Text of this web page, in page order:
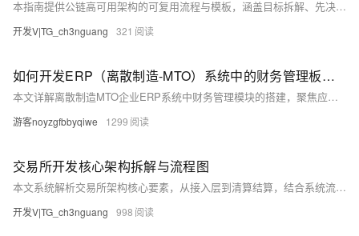
本指南提供公链高可用架构的可复用流程与模板，涵盖目标拆解、先决条件、分步执行、故障排查及验收标准，结合跨链DApp与量化机器人案例，提升落地效率与系统稳定性。
开发V|TG_ch3nguang 321
如何开发ERP（离散制造-MTO）系统中的财务管理板块（附架构图+流程图+代码参考）
本文详解离散制造MTO企业ERP系统中财务管理模块的搭建，聚焦应收账款与应付账款管理，涵盖核心功能、业务流程、开发技巧及Python代码示例，助力企业实现财务数据准确、实时可控，提升现金流管理能力。
游客noyzgfbbyqiwe 1299
交易所开发核心架构拆解与流程图
本文系统解析交易所架构核心要素，从接入层到清算结算，结合系统流程图拆解各模块职责与协作机制。深入剖析撮合引擎、账本设计与风控逻辑，建立性能、可用性、安全性等多维评估标准，并提供可落地的流程图绘制、压测优化与进阶学习路径，助力构建高效、安全、可扩展的交易系统。（238字）
开发V|TG_ch3nguang 998